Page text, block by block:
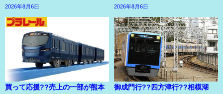
2026年8月6日 2026年8月6日
買って応援??売上の一部が熊本
御成門行??四方津行??相模湖